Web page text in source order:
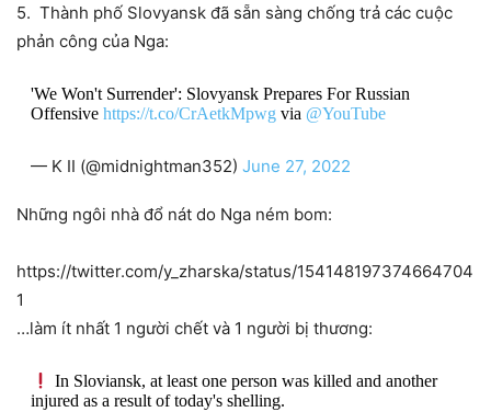
5. Thành phố Slovyansk đã sẵn sàng chống trả các cuộc
phản công của Nga:
'We Won't Surrender': Slovyansk Prepares For Russian
Offensive https://t.co/CrAetkMpwgvia @YouTube
— K II (@midnightman352) June 27, 2022
Những ngôi nhà đổ nát do Nga ném bom:
https://twitter.com/y_zharska/status/154148197374664704
1
…làm ít nhất 1 người chết và 1 người bị thương:
In Sloviansk, at least one person was killed and another
injured as a result of today's shelling.